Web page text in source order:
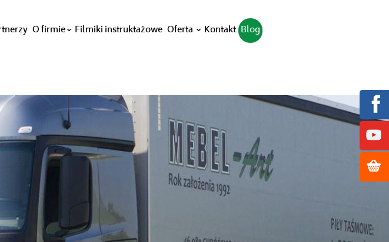
O firmie Filmiki instruktażowe Oferta Kontakt Blog